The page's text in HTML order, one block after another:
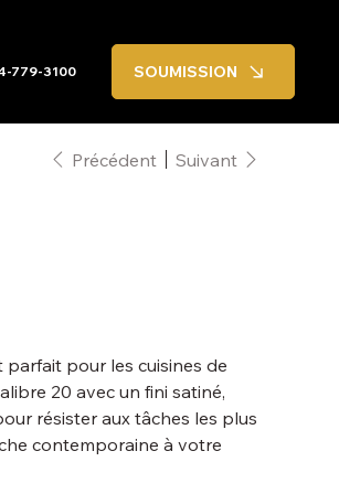
779-3100 SOUMISSION
Précédent Suivant
parfait pour les cuisines de
20 avec un fini satiné,
résister aux tâches les plus
contemporaine à votre